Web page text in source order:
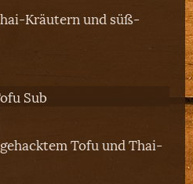
Kräutern und süß-
Tofu Sub
Tofu und Thai-